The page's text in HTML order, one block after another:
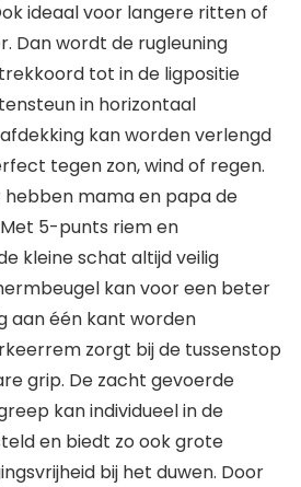
ideaal voor langere ritten of
Dan wordt de rugleuning
tot in de ligpositie
in horizontaal
kan worden verlengd
tegen zon, wind of regen.
mama en papa de
5-punts riem en
kleine schat altijd veilig
kan voor een beter
aan één kant worden
zorgt bij de tussenstop
grip. De zacht gevoerde
kan individueel in de
en biedt zo ook grote
bij het duwen. Door